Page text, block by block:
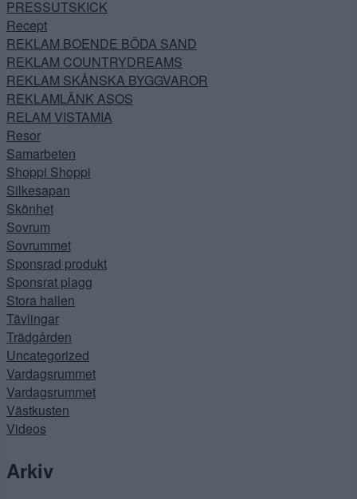
PRESSUTSKICK
Recept
REKLAM BOENDE BÖDA SAND
REKLAM COUNTRYDREAMS
REKLAM SKÅNSKA BYGGVAROR
REKLAMLÄNK ASOS
RELAM VISTAMIA
Resor
Samarbeten
Shoppi Shoppi
Silkesapan
Skönhet
Sovrum
Sovrummet
Sponsrad produkt
Sponsrat plagg
Stora hallen
Tävlingar
Trädgården
Uncategorized
Vardagsrummet
Vardagsrummet
Västkusten
Videos
Arkiv